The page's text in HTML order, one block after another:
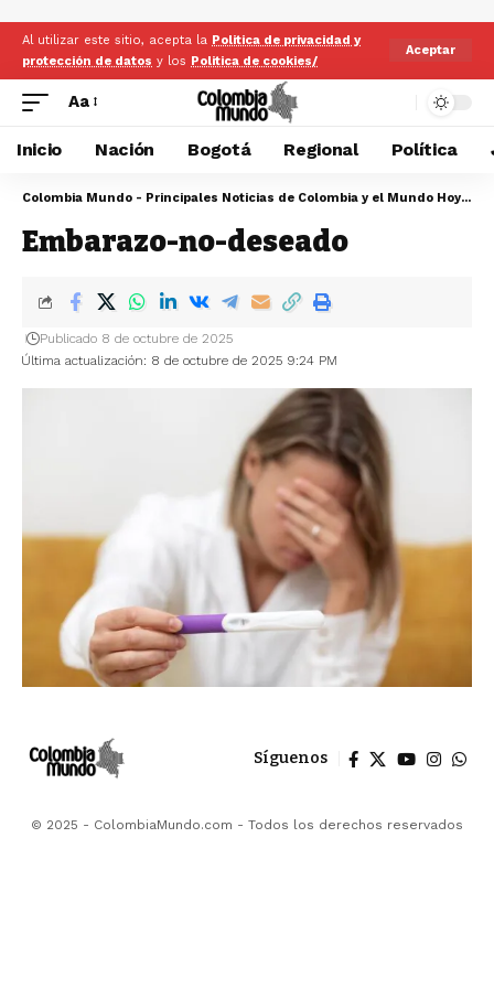
Al utilizar este sitio, acepta la Politica de privacidad y
protección de datos y los Politica de cookies/
Aceptar
Aa
Inicio Nación Bogotá Regional Política
Colombia Mundo - Principales Noticias de Colombia y el Mundo Hoy
>
Embarazo-no-deseado
Última actualización: 8 de octubre de 2025 9:24 PM
Publicado 8 de octubre de 2025
Síguenos
© 2025 - ColombiaMundo.com - Todos los derechos reservados